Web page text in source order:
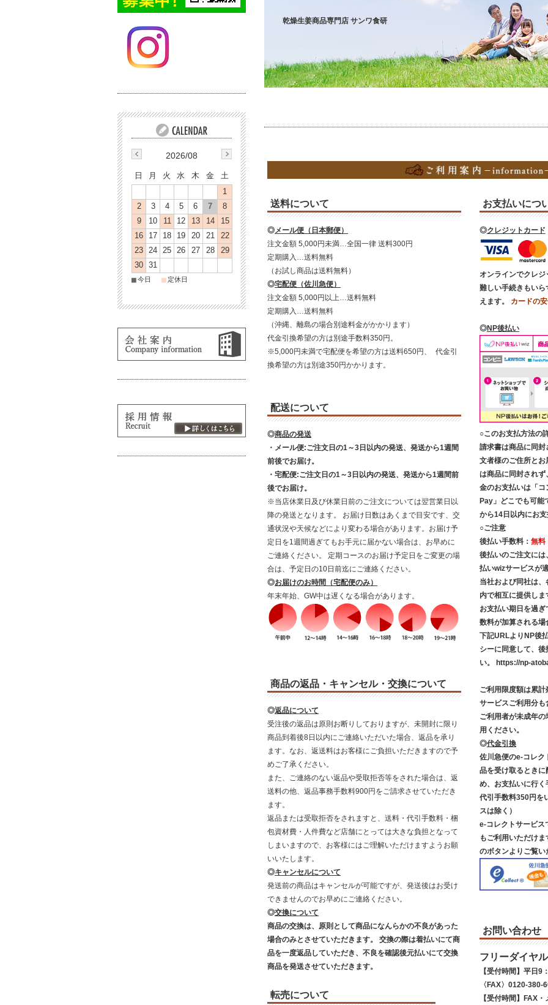
乾燥生姜商品専門店 サンワ食研
送料について
◎メール便（日本郵便）
注文金額 5,000円未満…全国一律 送料300円
定期購入…送料無料
（お試し商品は送料無料）
◎宅配便（佐川急便）
注文金額 5,000円以上…送料無料
定期購入…送料無料
（沖縄、離島の場合別途料金がかかります）
代金引換希望の方は別途手数料350円。
※5,000円未満で宅配便を希望の方は送料650円、 代金引
換希望の方は別途350円かかります。
配送について
◎商品の発送
・メール便:ご注文日の1～3日以内の発送、発送から1週間
前後でお届け。
・宅配便:ご注文日の1～3日以内の発送、発送から1週間前
後でお届け。
※当店休業日及び休業日前のご注文については翌営業日以
降の発送となります。 お届け日数はあくまで目安です、交
通状況や天候などにより変わる場合があります。お届け予
定日を1週間過ぎてもお手元に届かない場合は、お早めに
ご連絡ください。 定期コースのお届け予定日をご変更の場
合は、予定日の10日前迄にご連絡ください。
◎お届けのお時間（宅配便のみ）
年末年始、GW中は遅くなる場合があります。
商品の返品・キャンセル・交換について
◎返品について
受注後の返品は原則お断りしておりますが、未開封に限り
商品到着後8日以内にご連絡いただいた場合、返品を承り
ます。なお、返送料はお客様にご負担いただきますので予
めご了承ください。
また、ご連絡のない返品や受取拒否等をされた場合は、返
送料の他、返品事務手数料900円をご請求させていただき
ます。
返品または受取拒否をされますと、送料・代引手数料・梱
包資材費・人件費など店舗にとっては大きな負担となって
しまいますので、お客様にはご理解いただけますようお願
いいたします。
◎キャンセルについて
発送前の商品はキャンセルが可能ですが、発送後はお受け
できませんのでお早めにご連絡ください。
◎交換について
商品の交換は、原則として商品になんらかの不良があった
場合のみとさせていただきます。 交換の際は着払いにて商
品を一度返品していただき、不良を確認後元払いにて交換
商品を発送させていただきます。
転売について
お支払いにつ
◎クレジットカード
オンラインでクレ
難しい手続きもい
えます。 カードの
◎NP後払い
○このお支払方法の
請求書は商品に同
文者様のご住所と
は商品に同封され
金のお支払いは「
Pay」どこでも可能
から14日以内にお
○ご注意
後払い手数料： 無料
後払いのご注文に
払いwizサービスが
当社および同社は
内で相互に提供しま
お支払い期日を過
数料が加算される
下記URLよりNP後
シーに同意して、
い。 https://np-
ご利用限度額は累
サービスご利用分も
ご利用者が未成年
用ください。
◎代金引換
佐川急便のe-コレク
品を受け取るとき
め、お支払いに行
代引手数料350円を
スは除く）
e-コレクトサービス
もご利用いただけ
のボタンよりご覧い
お問い合わせ
フリーダイヤ
【受付時間】平日9
〈FAX〉0120-
【受付時間】FAX
2026/08
日 月 火 水 木 金
土
1
2
3 4 5 6 7
8
9
10 11 12 13 14
15
16
17 18 19 20 21
22
23
24 25 26 27 28
29
30
31
■今日 ■ 定休日